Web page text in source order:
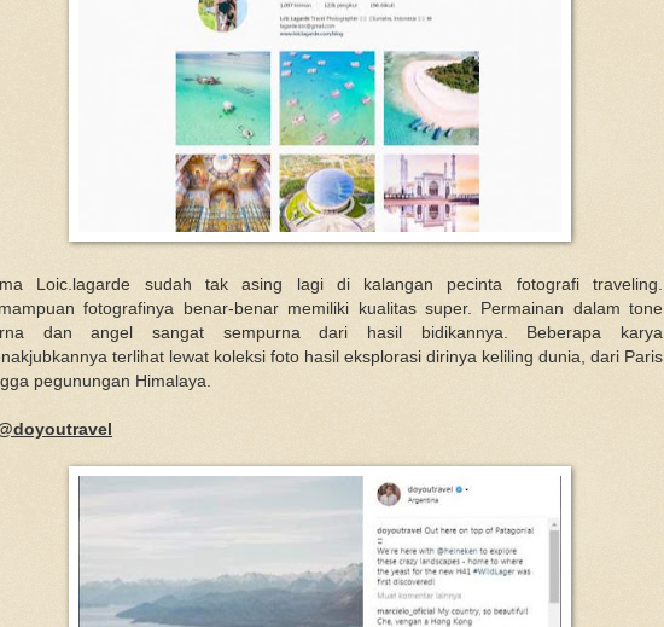
Loic.lagarde sudah tak asing lagi di kalangan pecinta fotografi traveling.
fotografinya benar-benar memiliki kualitas super. Permainan dalam tone
dan angel sangat sempurna dari hasil bidikannya. Beberapa karya
terlihat lewat koleksi foto hasil eksplorasi dirinya keliling dunia, dari Paris
pegunungan Himalaya.